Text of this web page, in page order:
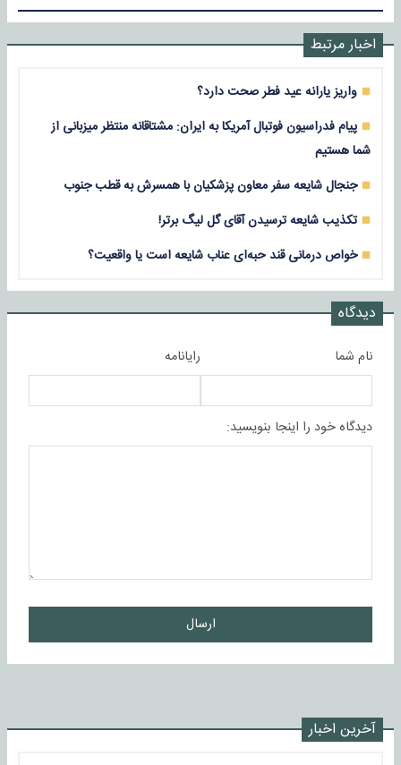
اخبار مرتبط
واریز یارانه عید فطر صحت دارد؟
پیام فدراسیون فوتبال آمریکا به ایران: مشتاقانه منتظر میزبانی از
شما هستیم
جنجال شایعه سفر معاون پزشکیان با همسرش به قطب جنوب
تکذیب شایعه ترسیدن آقای گل لیگ برتر!
خواص درمانی قند حبه‌ای عناب شایعه است یا واقعیت؟
دیدگاه
نام شما رایانامه
دیدگاه خود را اینجا بنویسید:
ارسال
آخرین اخبار